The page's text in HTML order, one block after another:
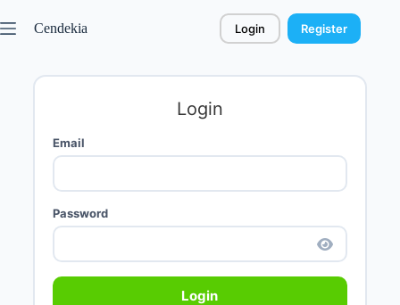
Cendekia Login Register
Login
Email
Password
Login